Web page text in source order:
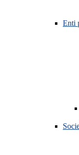
Enti